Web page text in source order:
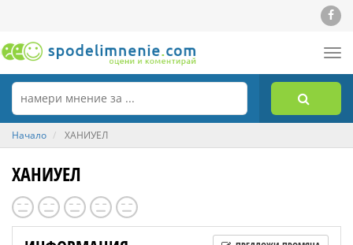
Начало ХАНИУЕЛ
ХАНИУЕЛ